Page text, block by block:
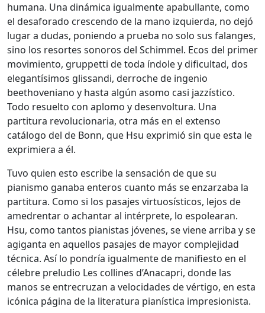
humana. Una dinámica igualmente apabullante, como
el desaforado crescendo de la mano izquierda, no dejó
lugar a dudas, poniendo a prueba no solo sus falanges,
sino los resortes sonoros del Schimmel. Ecos del primer
movimiento, gruppetti de toda índole y dificultad, dos
elegantísimos glissandi, derroche de ingenio
beethoveniano y hasta algún asomo casi jazzístico.
Todo resuelto con aplomo y desenvoltura. Una
partitura revolucionaria, otra más en el extenso
catálogo del de Bonn, que Hsu exprimió sin que esta le
exprimiera a él.
Tuvo quien esto escribe la sensación de que su
pianismo ganaba enteros cuanto más se enzarzaba la
partitura. Como si los pasajes virtuosísticos, lejos de
amedrentar o achantar al intérprete, lo espolearan.
Hsu, como tantos pianistas jóvenes, se viene arriba y se
agiganta en aquellos pasajes de mayor complejidad
técnica. Así lo pondría igualmente de manifiesto en el
célebre preludio Les collines d’Anacapri, donde las
manos se entrecruzan a velocidades de vértigo, en esta
icónica página de la literatura pianística impresionista.